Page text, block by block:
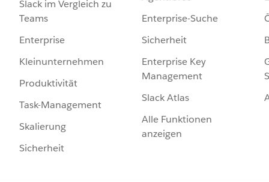
Slack im Vergleich zu
Teams
Enterprise
Kleinunternehmen
Produktivität
Task-Management
Skalierung
Sicherheit
Enterprise-Suche
Sicherheit
Enterprise Key
Management
Slack Atlas
Alle Funktionen
anzeigen